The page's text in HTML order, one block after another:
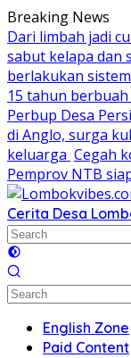
Skip
to
content
Breaking News
Dari limbah jadi
sabut kelapa dan
berlakukan
15 tahun
Perbup Desa
di Anglo, surga
keluarga Cegah
Pemprov NTB
Cerita Desa
English Zone
Paid Content